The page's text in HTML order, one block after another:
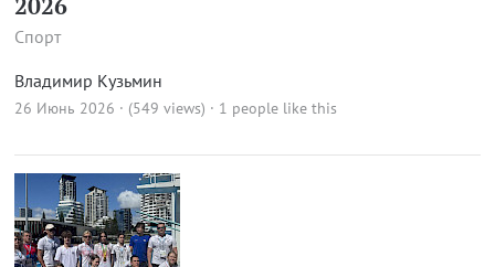
Спорт
Владимир Кузьмин
26 Июнь 2026 · (549 views) · 1 people like this